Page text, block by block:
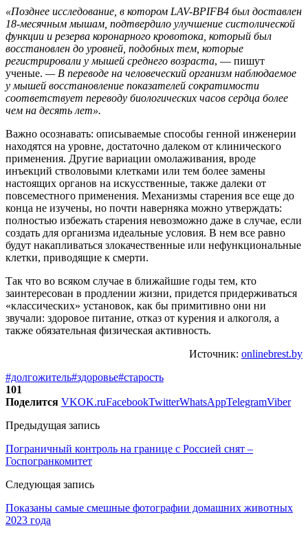
«Позднее исследование, в котором LAV-BPIFB4 был доставлен
18-месячным мышам, подтвердило улучшение систолической
функции и резерва коронарного кровотока, который был
восстановлен до уровней, подобных тем, которые
регистрировали у мышей среднего возраста, — пишут
ученые. — В переводе на человеческий организм наблюдаемое
у мышей восстановление показателей сократимости
соответствует переводу биологических часов сердца более
чем на десять лет».
Важно осознавать: описываемые способы генной инженерии
находятся на уровне, достаточно далеком от клинического
применения. Другие вариации омолаживания, вроде
инъекций стволовыми клетками или тем более замены
настоящих органов на искусственные, также далеки от
повсеместного применения. Механизмы старения все еще до
конца не изучены, но почти наверняка можно утверждать:
полностью избежать старения невозможно даже в случае, если
создать для организма идеальные условия. В нем все равно
будут накапливаться злокачественные или нефункциональные
клетки, приводящие к смерти.
Так что во всяком случае в ближайшие годы тем, кто
заинтересован в продлении жизни, придется придерживаться
«классических» установок, как бы примитивно они ни
звучали: здоровое питание, отказ от курения и алкоголя, а
также обязательная физическая активность.
Источник: onlinebrest.by
#долгожитель#здоровье#старость
101
Поделится VKOK.ruFacebookTwitterWhatsAppTelegramViber
Предыдущая запись
Пограничный контроль на границе с Россией снят –
Госпогранкомитет
Следующая запись
Показаны самые смешные фотографии домашних животных
2023 года